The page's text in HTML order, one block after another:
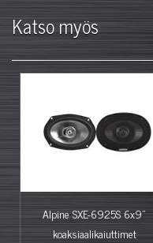
Katso myös
Alpine SXE-6925S 6x9"
koaksiaalikaiuttimet